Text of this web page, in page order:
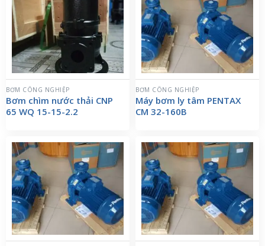
BƠM CÔNG NGHIỆP
Bơm chìm nước thải CNP
65 WQ 15-15-2.2
BƠM CÔNG NGHIỆP
Máy bơm ly tâm PENTAX
CM 32-160B